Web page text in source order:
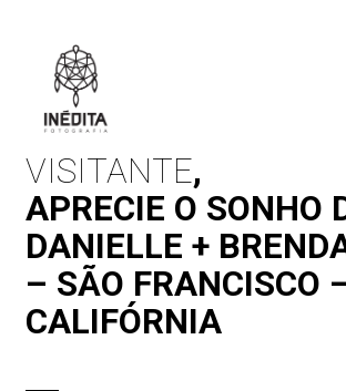
VISITANTE,
APRECIE O SONHO
DANIELLE +
– SÃO FRANCISCO
CALIFÓRNIA